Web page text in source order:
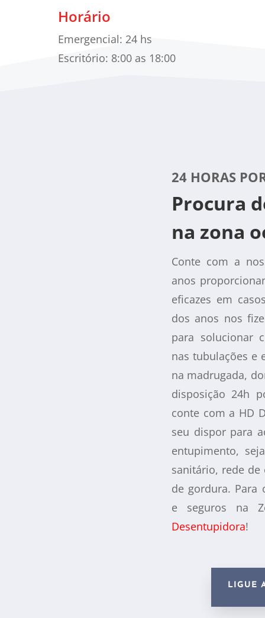
Horário
Emergencial: 24 hs
Escritório: 8:00 as 18:00
24 HORAS
Procura
na zona
Conte com a
anos
eficazes em
dos anos nos
para solucionar
nas tubulações e
na madrugada,
disposição 24h
conte com a HD
seu dispor para
entupimento,
sanitário, rede de
de gordura. Para
e seguros na
Desentupidora!
LIGUE